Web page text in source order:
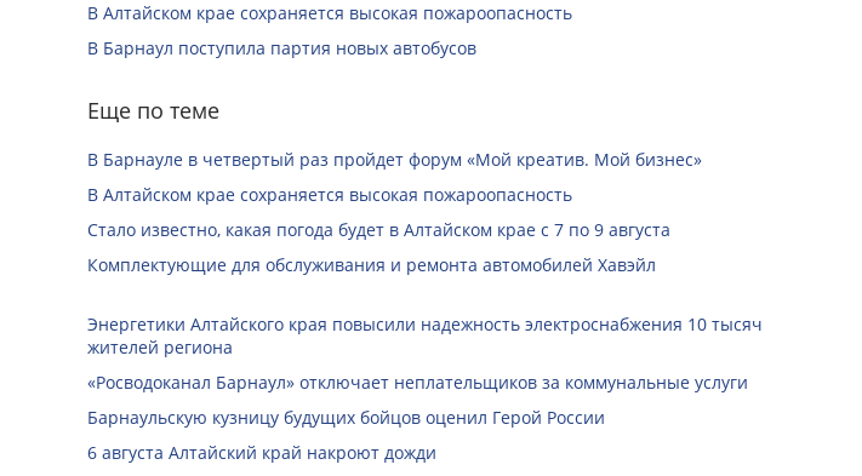
В Алтайском крае сохраняется высокая пожароопасность
В Барнаул поступила партия новых автобусов
Еще по теме
В Барнауле в четвертый раз пройдет форум «Мой креатив. Мой бизнес»
В Алтайском крае сохраняется высокая пожароопасность
Стало известно, какая погода будет в Алтайском крае с 7 по 9 августа
Комплектующие для обслуживания и ремонта автомобилей Хавэйл
Энергетики Алтайского края повысили надежность электроснабжения 10 тысяч
жителей региона
«Росводоканал Барнаул» отключает неплательщиков за коммунальные услуги
Барнаульскую кузницу будущих бойцов оценил Герой России
6 августа Алтайский край накроют дожди